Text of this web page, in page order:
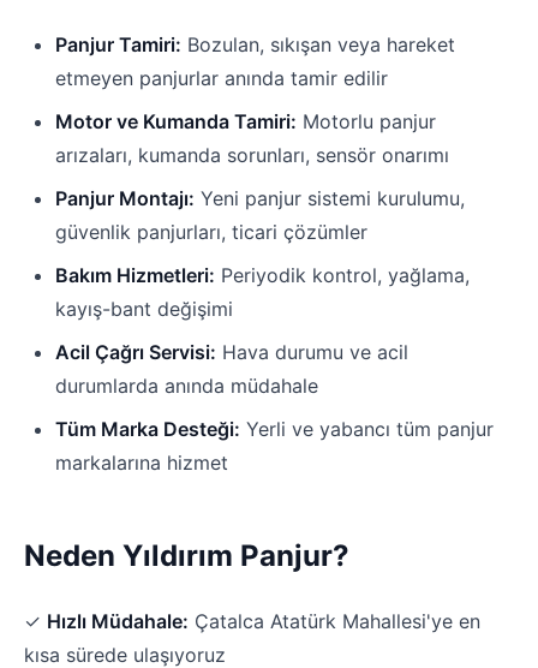
Panjur Tamiri: Bozulan, sıkışan veya hareket
etmeyen panjurlar anında tamir edilir
Motor ve Kumanda Tamiri: Motorlu panjur
arızaları, kumanda sorunları, sensör onarımı
Panjur Montajı: Yeni panjur sistemi kurulumu,
güvenlik panjurları, ticari çözümler
Bakım Hizmetleri: Periyodik kontrol, yağlama,
kayış-bant değişimi
Acil Çağrı Servisi: Hava durumu ve acil
durumlarda anında müdahale
Tüm Marka Desteği: Yerli ve yabancı tüm panjur
markalarına hizmet
Neden Yıldırım Panjur?
✓ Hızlı Müdahale: Çatalca Atatürk Mahallesi'ye en
kısa sürede ulaşıyoruz